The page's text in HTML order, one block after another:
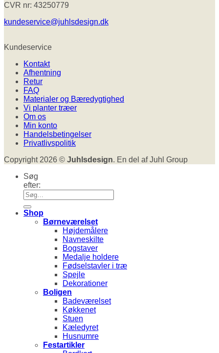
CVR nr: 43250779
kundeservice@juhlsdesign.dk
Kundeservice
Kontakt
Afhentning
Retur
FAQ
Materialer og Bæredygtighed
Vi planter træer
Om os
Min konto
Handelsbetingelser
Privatlivspolitik
Copyright 2026 © Juhlsdesign. En del af Juhl Group
Søg
efter:
Shop
Børneværelset
Højdemålere
Navneskilte
Bogstaver
Medalje holdere
Fødselstavler i træ
Spejle
Dekorationer
Boligen
Badeværelset
Køkkenet
Stuen
Kæledyret
Husnumre
Festartikler